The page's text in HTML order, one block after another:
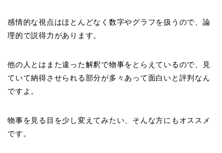
感情的な視点はほとんどなく数字やグラフを扱うので、論
理的で説得力があります。
他の人とはまた違った解釈で物事をとらえているので、見
ていて納得させられる部分が多々あって面白いと評判なん
ですよ。
物事を見る目を少し変えてみたい、そんな方にもオススメ
です。